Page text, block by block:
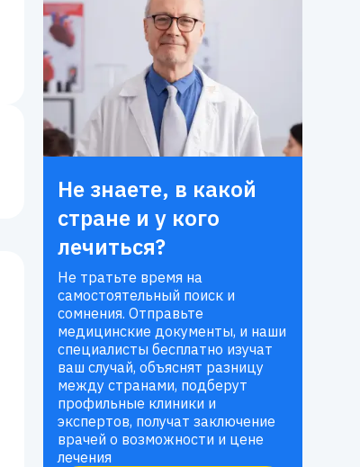
Не знаете, в какой
стране и у кого
лечиться?
Не тратьте время на
самостоятельный поиск и
сомнения. Отправьте
медицинские документы, и наши
специалисты бесплатно изучат
ваш случай, объяснят разницу
между странами, подберут
профильные клиники и
экспертов, получат заключение
врачей о возможности и цене
лечения